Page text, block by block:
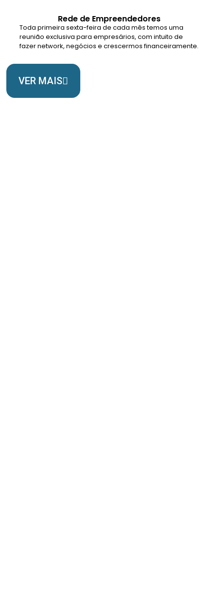
Rede de Empreendedores
Toda primeira sexta-feira de cada mês temos uma
reunião exclusiva para empresários, com intuito de
fazer network, negócios e crescermos financeiramente.
VER MAIS